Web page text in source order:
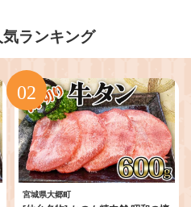
ランキング
宮城県大郷町